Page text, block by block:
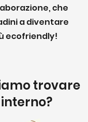
che
a diventare
ecofriendly!
trovare